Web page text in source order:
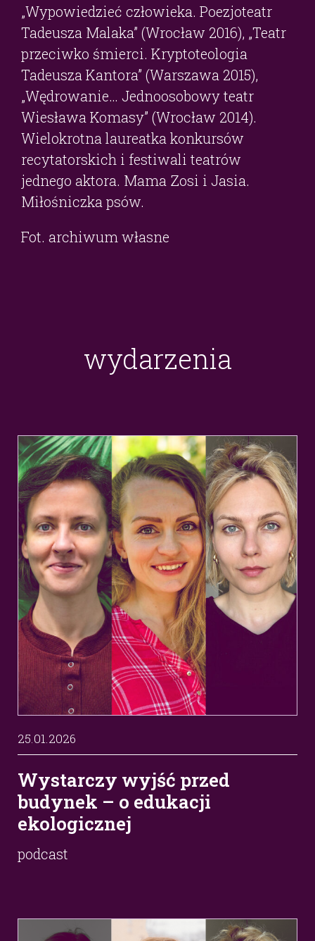
„Wypowiedzieć człowieka. Poezjoteatr
Tadeusza Malaka” (Wrocław 2016), „Teatr
przeciwko śmierci. Kryptoteologia
Tadeusza Kantora” (Warszawa 2015),
„Wędrowanie… Jednoosobowy teatr
Wiesława Komasy” (Wrocław 2014).
Wielokrotna laureatka konkursów
recytatorskich i festiwali teatrów
jednego aktora. Mama Zosi i Jasia.
Miłośniczka psów.
Fot. archiwum własne
wydarzenia
25.01.2026
Wystarczy wyjść przed
budynek – o edukacji
ekologicznej
podcast